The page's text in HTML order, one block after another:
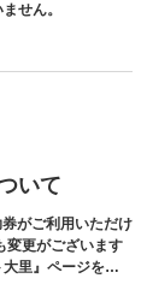
せん。
いて
がご利用いただけ
変更がございます
里』ページをご